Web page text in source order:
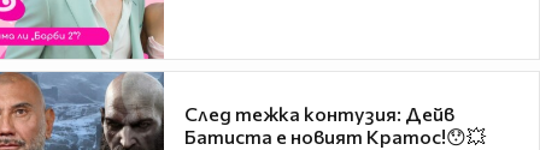
След тежка контузия: Дейв
Батиста е новият Кратос!😯💥